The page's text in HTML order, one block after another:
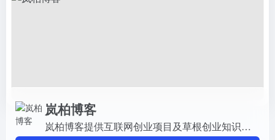
岚柏博客
岚柏博客提供互联网创业项目及草根创业知识分享,同时还提供电商精准引流推广,跨境电商运营等干货知识,让你在创业中快速找到成功的方向！